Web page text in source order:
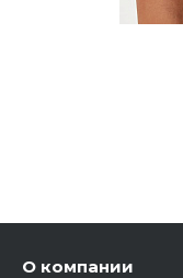
О компании